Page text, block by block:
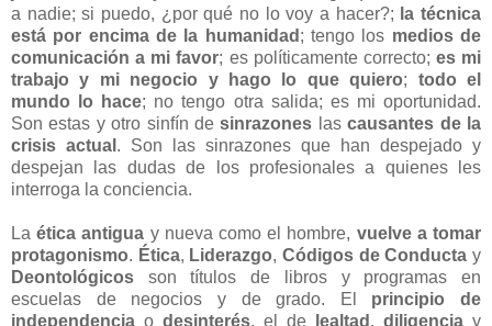
a nadie; si puedo, ¿por qué no lo voy a hacer?; la técnica
está por encima de la humanidad ; tengo los medios de
comunicación a mi favor; es políticamente correcto; es mi
trabajo y mi negocio y hago lo que quiero; todo el
mundo lo hace; no tengo otra salida; es mi oportunidad.
Son estas y otro sinfín desinrazones lascausantes de la
crisis actual . Son las sinrazones que han despejado y
despejan las dudas de los profesionales a quienes les
interroga la conciencia.
Laética antigua y nueva como el hombre, vuelve a tomar
protagonismo. Ética, Liderazgo,Códigos de Conducta y
Deontológicos son títulos de libros y programas en
escuelas de negocios y de grado. El principio de
independencia o desinterés, el de lealtad , diligencia y